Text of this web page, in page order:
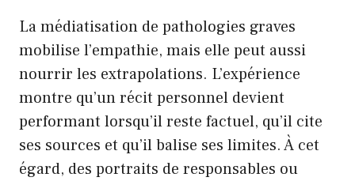
La médiatisation de pathologies graves
mobilise l’empathie, mais elle peut aussi
nourrir les extrapolations. L’expérience
montre qu’un récit personnel devient
performant lorsqu’il reste factuel, qu’il cite
ses sources et qu’il balise ses limites. À cet
égard, des portraits de responsables ou